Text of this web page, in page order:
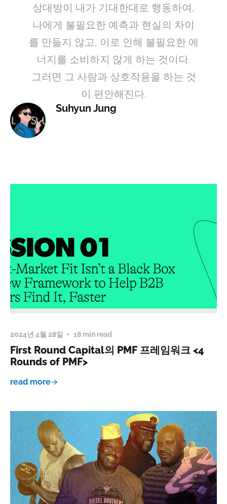
상대방이 내가 기대한대로 행동하여,
나에게 불필요한 예측과 현실의 차이
를 만들지 않고, 이로 인해 불필요한 에
너지를 소비하지 않게 하는 것이다.
그러면 그 사람과 상호작용을 하는 것
이 편안해진다.
Suhyun Jung
2024년 4월 28일 18 min read
First Round Capital의 PMF 프레임워크 <4
Rounds of PMF>
read more